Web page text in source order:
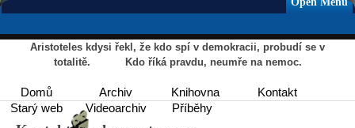
Aristoteles kdysi řekl, že kdo spí v demokracii, probudí se v
totalitě. Kdo říká pravdu, neumře na nemoc.
Domů Archiv Knihovna
Kontakt
Starý web
Videoarchiv Příběhy